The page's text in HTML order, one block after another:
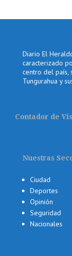
Diario El
caracterizado
centro del país,
Tungurahua y
Contador de
Nuestras
Ciudad
Deportes
Opinión
Seguridad
Nacionales